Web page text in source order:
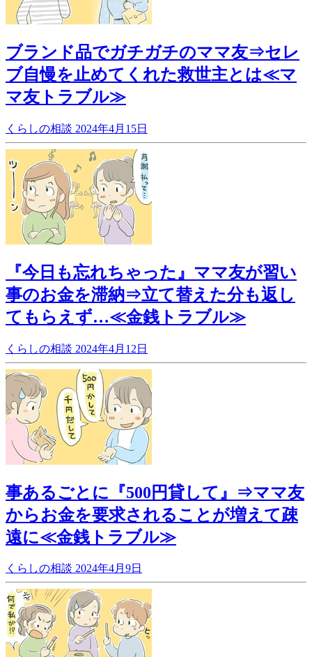
ブランド品でガチガチのママ友⇒セレ
ブ自慢を止めてくれた救世主とは≪マ
マ友トラブル≫
くらしの相談 2024年4月15日
『今日も忘れちゃった』ママ友が習い
事のお金を滞納⇒立て替えた分も返し
てもらえず…≪金銭トラブル≫
くらしの相談 2024年4月12日
事あるごとに『500円貸して』⇒ママ友
からお金を要求されることが増えて疎
遠に≪金銭トラブル≫
くらしの相談 2024年4月9日